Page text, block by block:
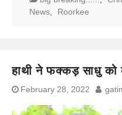
News
Roorkee
हाथी ने फक्कड़ साधु को
February 28, 2022